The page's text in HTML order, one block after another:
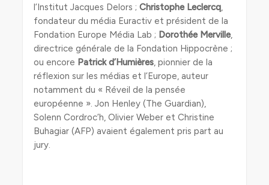
l’Institut Jacques Delors ;Christophe Leclercq,
fondateur du média Euractiv et président de la
Fondation Europe Média Lab ; Dorothée Merville,
directrice générale de la Fondation Hippocrène ;
ou encore Patrick d’Humières, pionnier de la
réflexion sur les médias et l’Europe, auteur
notamment du « Réveil de la pensée
européenne ». Jon Henley (The Guardian),
Solenn Cordroc’h, Olivier Weber et Christine
Buhagiar (AFP) avaient également pris part au
jury.